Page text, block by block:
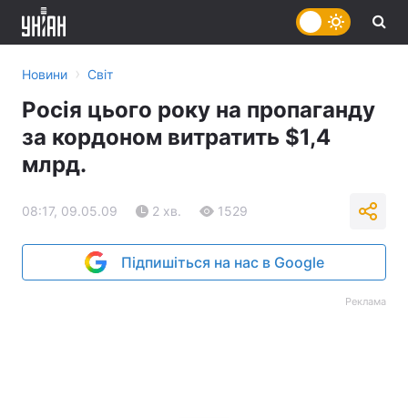
Новини › Світ
Росія цього року на пропаганду
за кордоном витратить $1,4
млрд.
08:17, 09.05.09 2 хв. 1529
Підпишіться на нас в Google
Реклама